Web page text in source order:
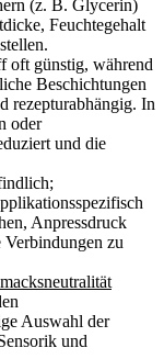
(z. B. Glycerin)
Feuchtegehalt
oft günstig, während
Beschichtungen
rezepturabhängig. In
oder
und die
Anpressdruck
zu
Auswahl der
und